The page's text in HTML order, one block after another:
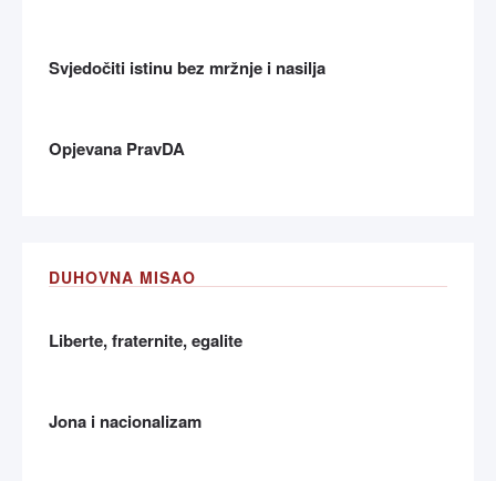
Svjedočiti istinu bez mržnje i nasilja
Opjevana PravDA
DUHOVNA MISAO
Liberte, fraternite, egalite
Jona i nacionalizam